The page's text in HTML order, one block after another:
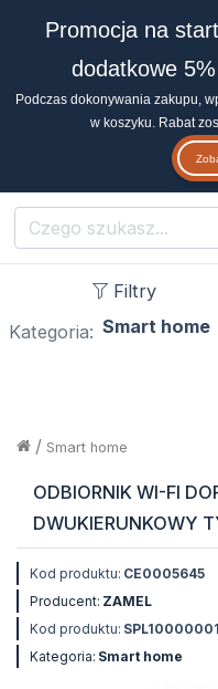
Promocja na
dodatkowe
Podczas dokonywania zakupu,
w koszyku. Rabat
Filtry
Kategoria: Smart home
Smart home
/
ODBIORNIK WI-FI
DWUKIERUNKOWY
Kod produktu: CE0005645
Producent: ZAMEL
Kod produktu: SPL10000001
Kategoria: Smart home